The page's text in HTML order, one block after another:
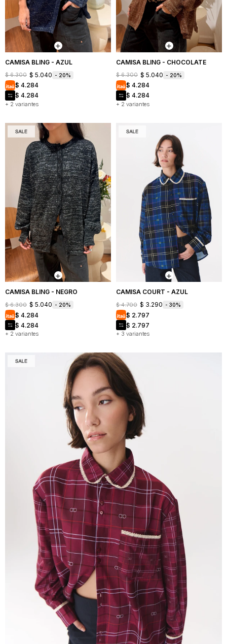
CAMISA BLING - AZUL
+ 2 variantes
$ 6.300 $ 5.040 20
$ 4.284
$ 4.284
CAMISA BLING - CHOCOLATE
+ 2 variantes
$ 6.300 $ 5.040 20
$ 4.284
$ 4.284
CAMISA BLING - NEGRO
+ 2 variantes
$ 6.300 $ 5.040 20
$ 4.284
$ 4.284
CAMISA COURT - AZUL
+ 3 variantes
$ 4.700 $ 3.290 30
$ 2.797
$ 2.797
Buzos
y
sacos
Shorts
y
faldas
Denim
Mochilas
y
Carteras
Bufandas